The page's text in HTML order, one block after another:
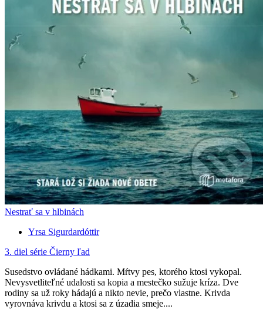
Nestrať sa v hlbinách
Yrsa Sigurdardóttir
3. diel série Čierny ľad
Susedstvo ovládané hádkami. Mŕtvy pes, ktorého ktosi vykopal.
Nevysvetliteľné udalosti sa kopia a mestečko sužuje kríza. Dve
rodiny sa už roky hádajú a nikto nevie, prečo vlastne. Krivda
vyrovnáva krivdu a ktosi sa z úzadia smeje....